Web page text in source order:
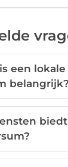
een
belangrijk?